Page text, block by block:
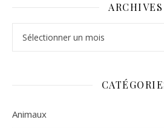
ARCHIVES
Animaux